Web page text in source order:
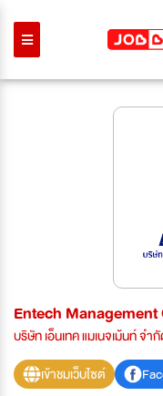
Entech
บริษัท เอ็นเทค แมเนจเม้นท์ จำ
เข้าชมเว็บไซต์